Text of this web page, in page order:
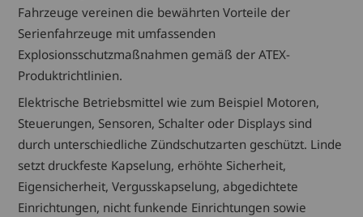
Fahrzeuge vereinen die bewährten Vorteile der
Serienfahrzeuge mit umfassenden
Explosionsschutzmaßnahmen gemäß der ATEX-
Produktrichtlinien.
Elektrische Betriebsmittel wie zum Beispiel Motoren,
Steuerungen, Sensoren, Schalter oder Displays sind
durch unterschiedliche Zündschutzarten geschützt. Linde
setzt druckfeste Kapselung, erhöhte Sicherheit,
Eigensicherheit, Vergusskapselung, abgedichtete
Einrichtungen, nicht funkende Einrichtungen sowie